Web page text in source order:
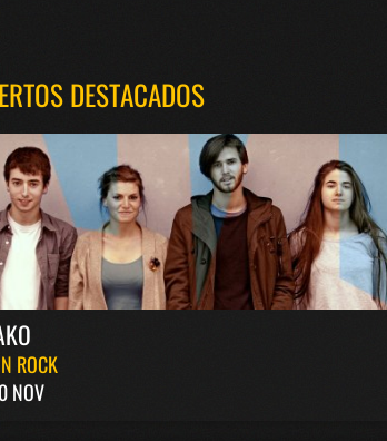
DESTACADOS
ROCK
NOV